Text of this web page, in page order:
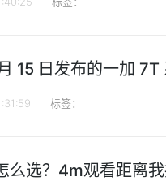
15 日发布的一加
标签：
么选？4m观看距离